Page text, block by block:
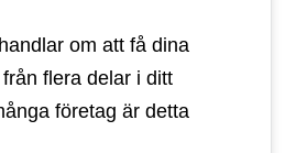
om att få dina
flera delar i ditt
företag är detta